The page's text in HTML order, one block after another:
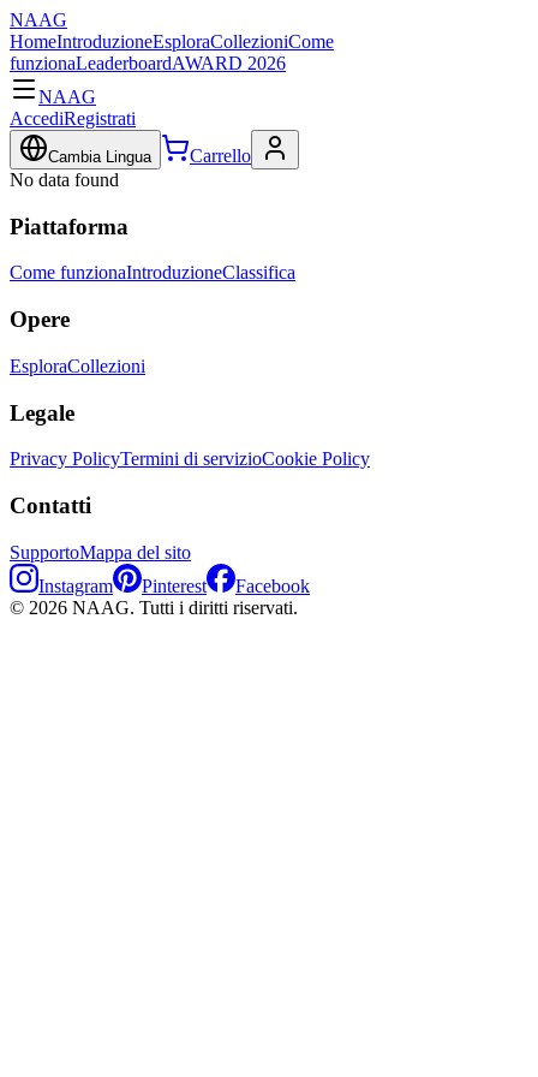
NAAG
HomeIntroduzioneEsploraCollezioniCome
funzionaLeaderboardAWARD 2026
NAAG
AccediRegistrati
Cambia Lingua
Carrello
No data found
Piattaforma
Come funzionaIntroduzioneClassifica
Opere
EsploraCollezioni
Legale
Privacy PolicyTermini di servizioCookie Policy
Contatti
SupportoMappa del sito
Instagram
Pinterest
Facebook
© 2026 NAAG. Tutti i diritti riservati.